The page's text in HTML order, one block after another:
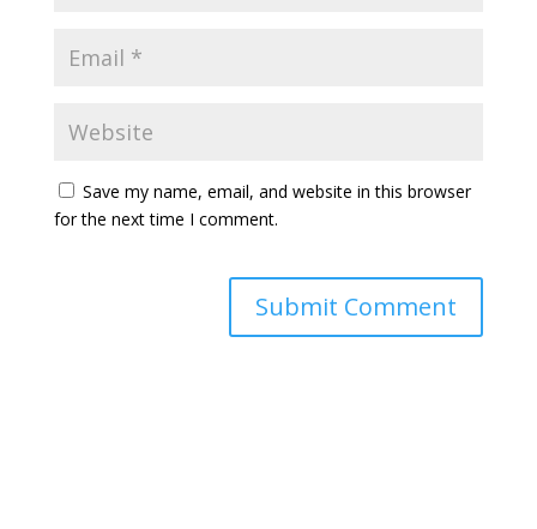
Save my name, email, and website in this browser
for the next time I comment.